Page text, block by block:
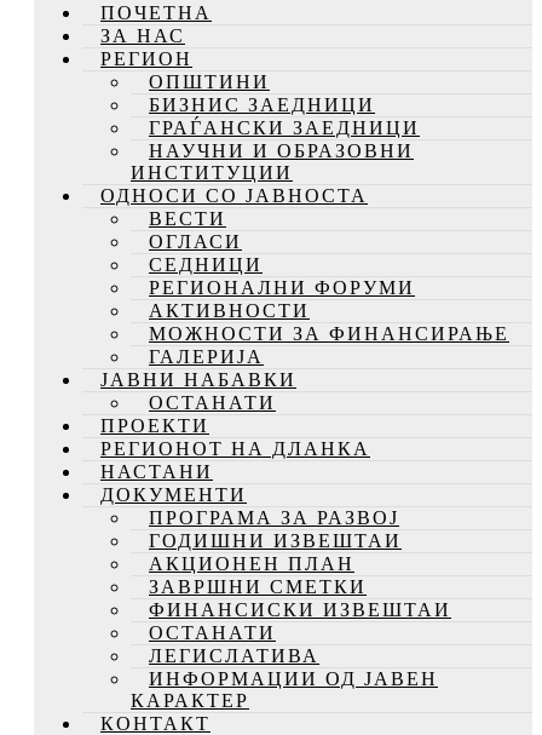
ПОЧЕТНА
ЗА НАС
РЕГИОН
ОПШТИНИ
БИЗНИС ЗАЕДНИЦИ
ГРАЃАНСКИ ЗАЕДНИЦИ
НАУЧНИ И ОБРАЗОВНИ
ИНСТИТУЦИИ
ОДНОСИ СО ЈАВНОСТА
ВЕСТИ
ОГЛАСИ
СЕДНИЦИ
РЕГИОНАЛНИ ФОРУМИ
АКТИВНОСТИ
МОЖНОСТИ ЗА ФИНАНСИРАЊЕ
ГАЛЕРИЈА
ЈАВНИ НАБАВКИ
ОСТАНАТИ
ПРОЕКТИ
РЕГИОНОТ НА ДЛАНКА
НАСТАНИ
ДОКУМЕНТИ
ПРОГРАМА ЗА РАЗВОЈ
ГОДИШНИ ИЗВЕШТАИ
АКЦИОНЕН ПЛАН
ЗАВРШНИ СМЕТКИ
ФИНАНСИСКИ ИЗВЕШТАИ
ОСТАНАТИ
ЛЕГИСЛАТИВА
ИНФОРМАЦИИ ОД ЈАВЕН
КАРАКТЕР
КОНТАКТ